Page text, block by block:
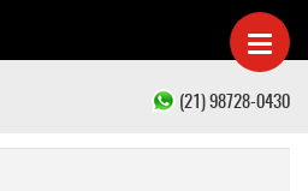
(21) 98728-0430